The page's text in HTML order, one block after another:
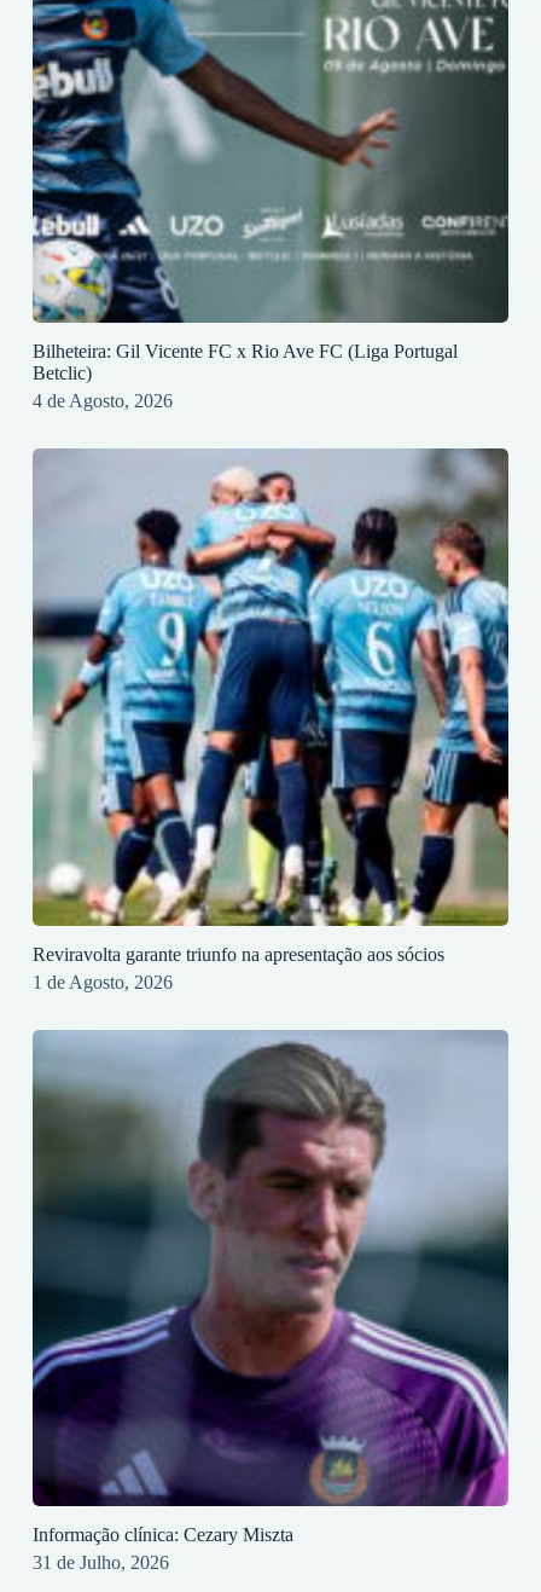
Bilheteira: Gil Vicente FC x Rio Ave FC (Liga Portugal
Betclic)
4 de Agosto, 2026
Reviravolta garante triunfo na apresentação aos sócios
1 de Agosto, 2026
Informação clínica: Cezary Miszta
31 de Julho, 2026